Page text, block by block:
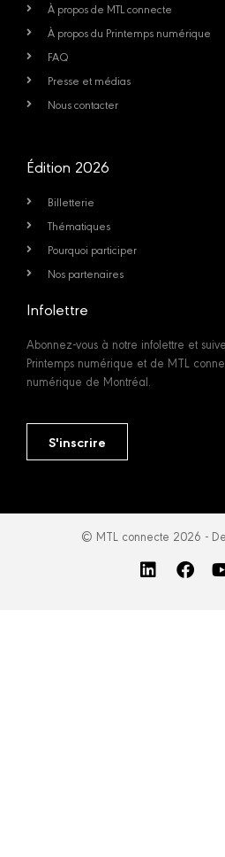
À propos de MTL connecte
À propos du Printemps numérique
FAQ
Presse et médias
Nous contacter
Édition 2026
Billetterie
Thématiques
Pourquoi participer
Nos partenaires
Infolettre
Abonnez-vous à notre infolettre et
Printemps numérique et de MTL
numérique de Montréal.
S'inscrire
© MTL connecte 2026 -